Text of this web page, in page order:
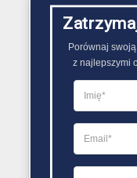
skontrolować
tankowaniem
uziemienia. Po
szczelność
skontrolowana,
zaplombowany..
Porównaj
z najlepszymi